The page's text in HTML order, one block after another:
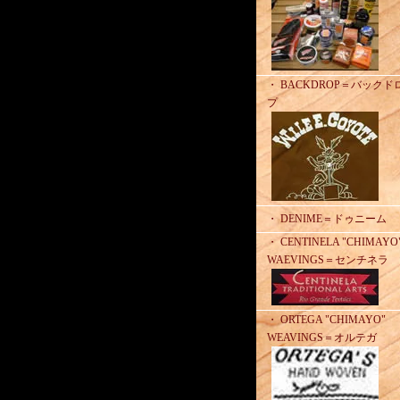
・ BACKDROP＝バックド
プ
・ DENIME＝ドゥニーム
・ CENTINELA
WAEVINGS＝センチネラ
・ ORTEGA "CHIMAYO"
WEAVINGS＝オルテガ